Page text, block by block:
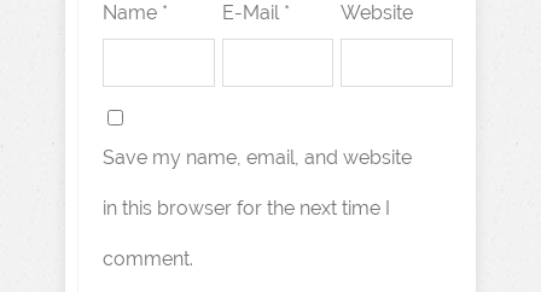
Name * E-Mail * Website
Save my name, email, and website
in this browser for the next time I
comment.